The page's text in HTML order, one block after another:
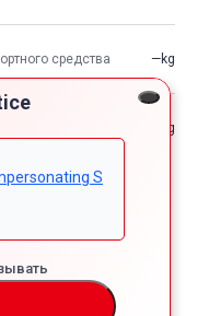
S
средства —kg
—kg